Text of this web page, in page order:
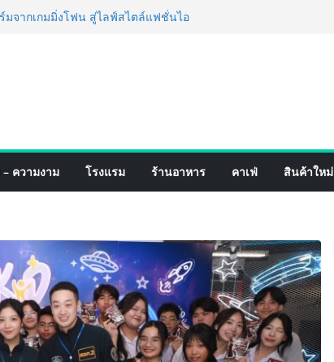
โลยี (ไทยแลนด์) เปิดโรงงานแห่งใหม่
มจากเกมมิ่งโฟน สู่ไลฟ์สไตล์แฟชั่นไอ
คใหม่กลางสถานี MRT วาง POVA
ตัวแชมพูอาบน้ำ และ โฟมอาบแห้งสัตว์
“Zero-Residue” เลียขนได้
ภาคกลาง “มนต์เสน่ห์เกษตรไทย สู่
อป สินค้าเกษตรคุณภาพจากทั่ว
านคนเมือง
ยั่งยืน
ความงาม โรงแรม ร้านอาหาร คาเฟ่ สินค้าใหม่